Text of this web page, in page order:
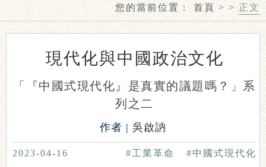
您的當前位置：首頁>>正文
現代化與中國政治文化
「『中國式現代化』是真實的議題嗎？」系
列之二
作者 | 吳啟訥
2023-04-16 #中國式現代化
#工業革命